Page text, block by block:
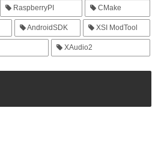
RaspberryPI CMake
AndroidSDK XSI ModTool
XAudio2